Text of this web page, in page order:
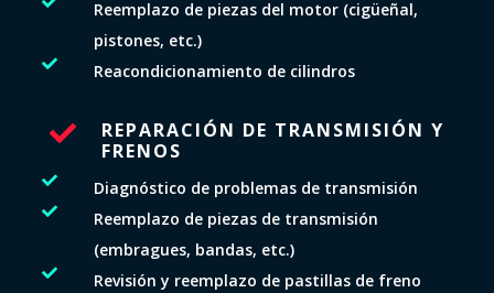
Reemplazo de piezas del motor (cigüeñal,
pistones, etc.)
 Reacondicionamiento de cilindros

REPARACIÓN DE TRANSMISIÓN Y
FRENOS
 Diagnóstico de problemas de transmisión

Reemplazo de piezas de transmisión
(embragues, bandas, etc.)
 Revisión y reemplazo de pastillas de freno